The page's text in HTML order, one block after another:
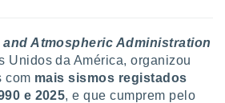
and Atmospheric Administration
Unidos da América, organizou
com mais sismos registados
e 2025, e que cumprem pelo